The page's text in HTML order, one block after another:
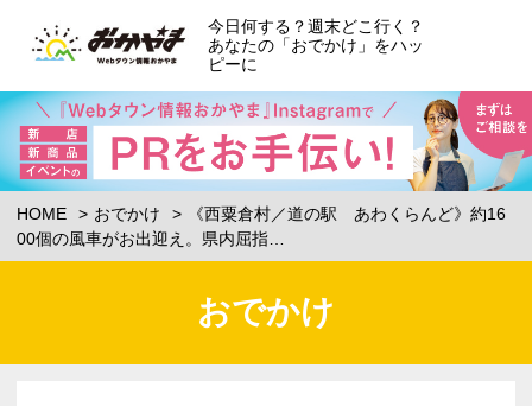
今日何する？週末どこ行く？
あなたの「おでかけ」をハッ
ピーに
HOME おでかけ
《西粟倉村／道の駅 あわくらんど》約16
00個の風車がお出迎え。県内屈指…
おでかけ